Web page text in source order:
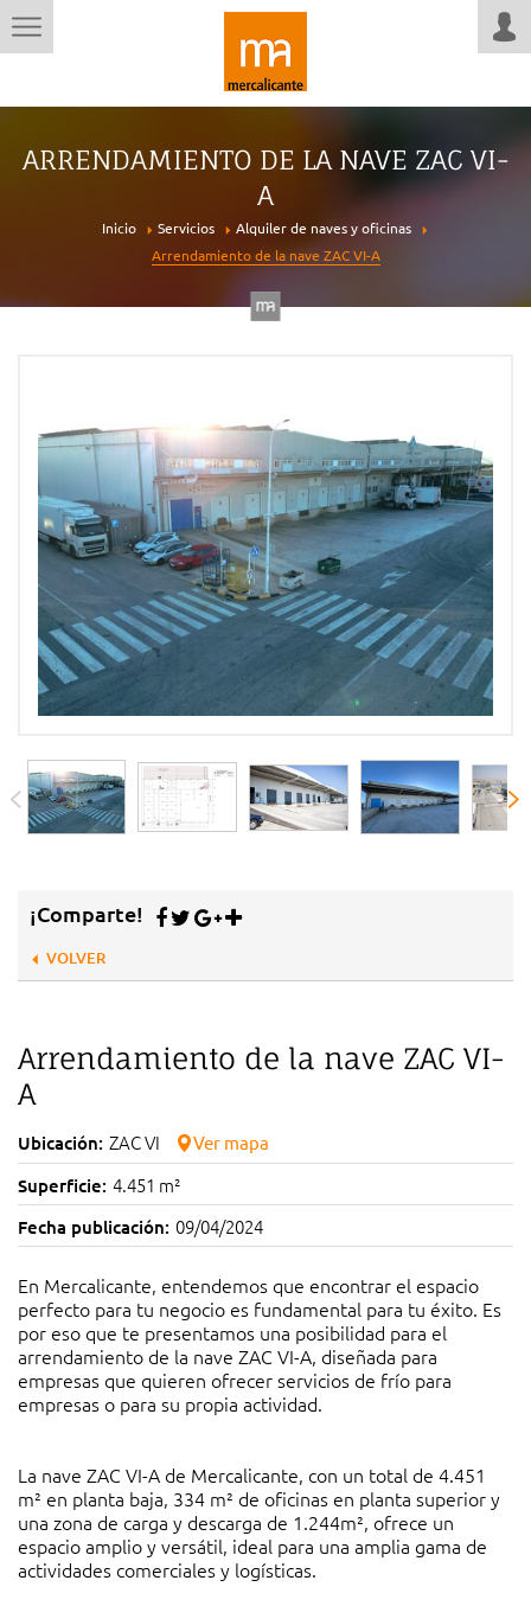
ARRENDAMIENTO DE LA NAVE ZAC VI-
A
Inicio Servicios
Alquiler de naves y oficinas
Arrendamiento de la nave ZAC VI-A
¡Comparte!
VOLVER
Arrendamiento de la nave ZAC VI-
A
Ubicación: ZAC VI Ver mapa
Superficie: 4.451 m²
Fecha publicación: 09/04/2024
En Mercalicante, entendemos que encontrar el espacio
perfecto para tu negocio es fundamental para tu éxito. Es
por eso que te presentamos una posibilidad para el
arrendamiento de la nave ZAC VI-A, diseñada para
empresas que quieren ofrecer servicios de frío para
empresas o para su propia actividad.
La nave ZAC VI-A de Mercalicante, con un total de 4.451
m² en planta baja, 334 m² de oficinas en planta superior y
una zona de carga y descarga de 1.244m², ofrece un
espacio amplio y versátil, ideal para una amplia gama de
actividades comerciales y logísticas.